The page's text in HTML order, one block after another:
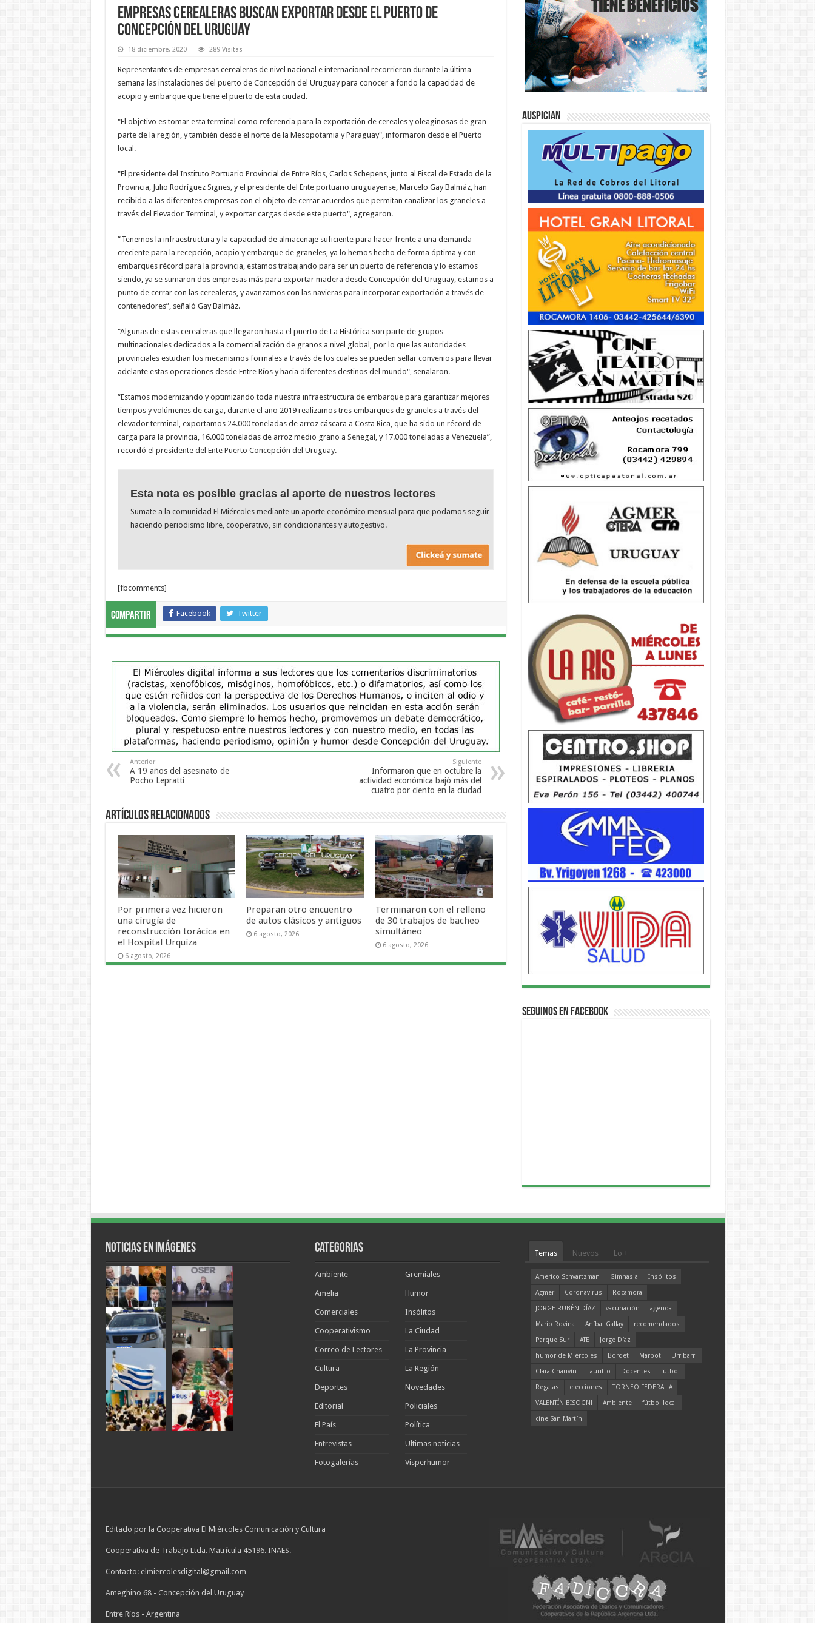
Empresas cerealeras buscan exportar desde el puerto de
Concepción del Uruguay
18 diciembre, 2020 289 Visitas
Representantes de empresas cerealeras de nivel nacional e internacional recorrieron durante la última
semana las instalaciones del puerto de Concepción del Uruguay para conocer a fondo la capacidad de
acopio y embarque que tiene el puerto de esta ciudad.
"El objetivo es tomar esta terminal como referencia para la exportación de cereales y oleaginosas de gran
parte de la región, y también desde el norte de la Mesopotamia y Paraguay", informaron desde el Puerto
local.
"El presidente del Instituto Portuario Provincial de Entre Ríos, Carlos Schepens, junto al Fiscal de Estado de la
Provincia, Julio Rodríguez Signes, y el presidente del Ente portuario uruguayense, Marcelo Gay Balmáz, han
recibido a las diferentes empresas con el objeto de cerrar acuerdos que permitan canalizar los graneles a
través del Elevador Terminal, y exportar cargas desde este puerto", agregaron.
“Tenemos la infraestructura y la capacidad de almacenaje suficiente para hacer frente a una demanda
creciente para la recepción, acopio y embarque de graneles, ya lo hemos hecho de forma óptima y con
embarques récord para la provincia, estamos trabajando para ser un puerto de referencia y lo estamos
siendo, ya se sumaron dos empresas más para exportar madera desde Concepción del Uruguay, estamos a
punto de cerrar con las cerealeras, y avanzamos con las navieras para incorporar exportación a través de
contenedores”, señaló Gay Balmáz.
"Algunas de estas cerealeras que llegaron hasta el puerto de La Histórica son parte de grupos
multinacionales dedicados a la comercialización de granos a nivel global, por lo que las autoridades
provinciales estudian los mecanismos formales a través de los cuales se pueden sellar convenios para llevar
adelante estas operaciones desde Entre Ríos y hacia diferentes destinos del mundo", señalaron.
“Estamos modernizando y optimizando toda nuestra infraestructura de embarque para garantizar mejores
tiempos y volúmenes de carga, durante el año 2019 realizamos tres embarques de graneles a través del
elevador terminal, exportamos 24.000 toneladas de arroz cáscara a Costa Rica, que ha sido un récord de
carga para la provincia, 16.000 toneladas de arroz medio grano a Senegal, y 17.000 toneladas a Venezuela”,
recordó el presidente del Ente Puerto Concepción del Uruguay.
Esta nota es posible gracias al aporte de nuestros lectores
Sumate a la comunidad El Miércoles mediante un aporte económico mensual para que podamos seguir
haciendo periodismo libre, cooperativo, sin condicionantes y autogestivo.
[fbcomments]
Compartir Facebook Twitter
Anterior
A 19 años del asesinato de
Pocho Lepratti
Siguiente
Informaron que en octubre la
actividad económica bajó más del
cuatro por ciento en la ciudad
Artículos Relacionados
Por primera vez hicieron
una cirugía de
reconstrucción torácica en
el Hospital Urquiza
6 agosto, 2026
Preparan otro encuentro
de autos clásicos y antiguos
6 agosto, 2026
Terminaron con el relleno
de 30 trabajos de bacheo
simultáneo
6 agosto, 2026
Auspician
Seguinos en Facebook
Noticias en Imágenes Categorias
Ambiente
Amelia
Comerciales
Cooperativismo
Correo de Lectores
Cultura
Deportes
Editorial
El País
Entrevistas
Fotogalerías
Gremiales
Humor
Insólitos
La Ciudad
La Provincia
La Región
Novedades
Policiales
Política
Ultimas noticias
Visperhumor
Temas Nuevos Lo +
Americo Schvartzman Gimnasia
Insólitos
Agmer
Coronavirus
Rocamora
JORGE RUBÉN DÍAZ
vacunación
agenda
Mario Rovina
Aníbal Gallay
recomendados
Parque Sur
ATE
Jorge Díaz
humor de Miércoles
Bordet Marbot
Urribarri
Clara Chauvín
Lauritto Docentes
fútbol
Regatas
elecciones
TORNEO FEDERAL A
VALENTÍN BISOGNI
Ambiente
fútbol local
cine San Martín
Editado por la Cooperativa El Miércoles Comunicación y Cultura
Cooperativa de Trabajo Ltda. Matrícula 45196. INAES.
Contacto: elmiercolesdigital@gmail.com
Ameghino 68 - Concepción del Uruguay
Entre Ríos - Argentina